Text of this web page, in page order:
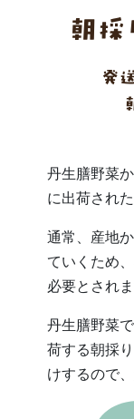
丹生膳野菜
に出荷され
通常、産地
ていくため
必要とされま
丹生膳野菜
荷する朝採
けするので